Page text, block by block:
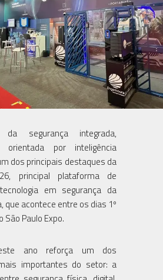
segurança integrada,
orientada por inteligência
dos principais destaques da
principal plataforma de
em segurança da
que acontece entre os dias 1º
São Paulo Expo.
ano reforça um dos
importantes do setor: a